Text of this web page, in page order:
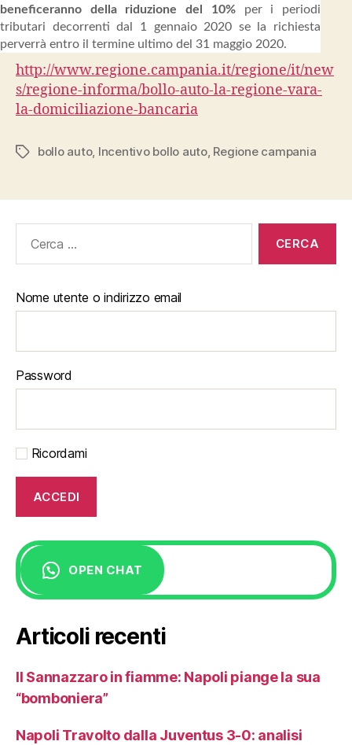
beneficeranno della riduzione del 10%per i periodi
tributari decorrenti dal 1 gennaio 2020 se la richiesta
perverrà entro il termine ultimo del 31 maggio 2020.
http://www.regione.campania.it/regione/it/new
s/regione-informa/bollo-auto-la-regione-vara-
la-domiciliazione-bancaria
Tag bollo auto, Incentivo bollo auto, Regione campania
Nome utente o indirizzo email
Password
Ricordami
OPEN CHAT
Articoli recenti
Il Sannazzaro in fiamme: Napoli piange la sua
“bomboniera”
Napoli Travolto dalla Juventus 3-0: analisi